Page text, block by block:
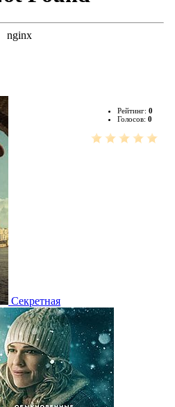
Рейтинг: 0
Голосов: 0
Секретная